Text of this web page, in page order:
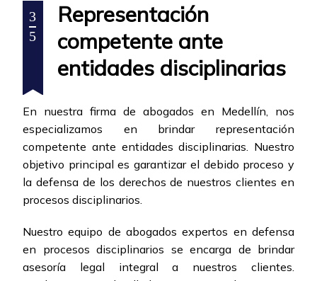
3
5
Representación
competente ante
entidades disciplinarias
En nuestra firma de abogados en Medellín, nos
especializamos en brindar representación
competente ante entidades disciplinarias. Nuestro
objetivo principal es garantizar el debido proceso y
la defensa de los derechos de nuestros clientes en
procesos disciplinarios.
Nuestro equipo de abogados expertos en defensa
en procesos disciplinarios se encarga de brindar
asesoría legal integral a nuestros clientes.